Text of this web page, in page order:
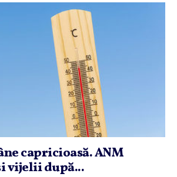
capricioasă. ANM
vijelii după...